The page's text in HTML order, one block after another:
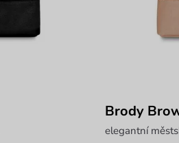
Brody
elegantní